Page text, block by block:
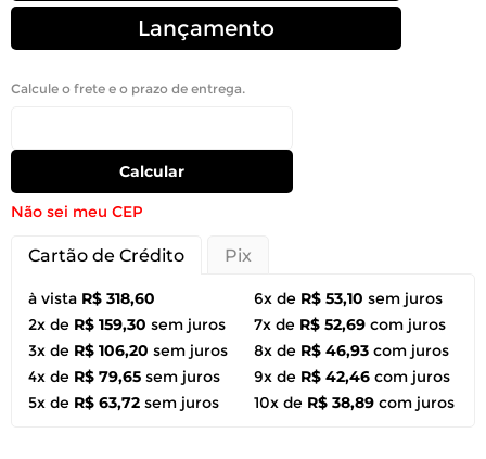
Lançamento
Calcule o frete e o prazo de entrega.
Calcular
Não sei meu CEP
Cartão de Crédito Pix
à vista R$ 318,60
2x de R$ 159,30 sem juros
3x de R$ 106,20 sem juros
4x de R$ 79,65 sem juros
5x de R$ 63,72 sem juros
6x de R$ 53,10 sem juros
7x de R$ 52,69 com juros
8x de R$ 46,93 com juros
9x de R$ 42,46 com juros
10x de R$ 38,89 com juros